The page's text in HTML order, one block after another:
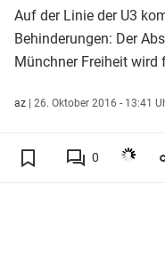
Auf der Linie der U3
Behinderungen: Der
Münchner Freiheit
az | 26. Oktober 2016 - 13:41
0